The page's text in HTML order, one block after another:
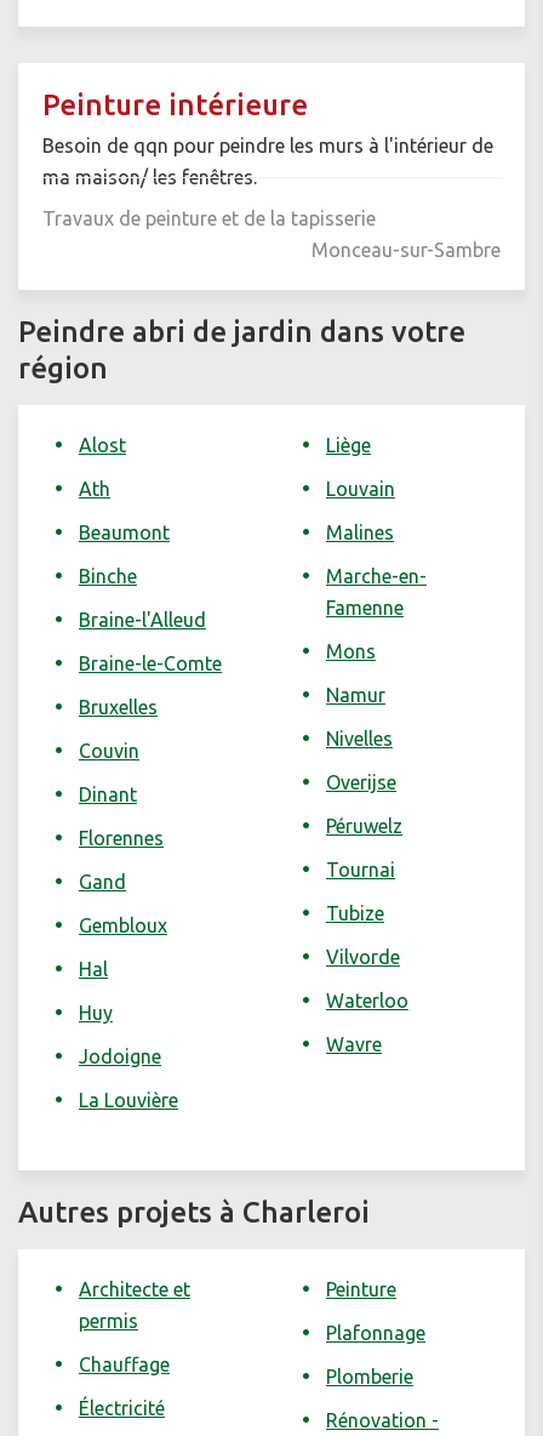
Peinture intérieure
Besoin de qqn pour peindre les murs à l'intérieur de
ma maison/ les fenêtres.
Travaux de peinture et de la tapisserie
Monceau-sur-Sambre
Peindre abri de jardin dans votre
région
Alost
Ath
Beaumont
Binche
Braine-l'Alleud
Braine-le-Comte
Bruxelles
Couvin
Dinant
Florennes
Gand
Gembloux
Hal
Huy
Jodoigne
La Louvière
Liège
Louvain
Malines
Marche-en-
Famenne
Mons
Namur
Nivelles
Overijse
Péruwelz
Tournai
Tubize
Vilvorde
Waterloo
Wavre
Autres projets à Charleroi
Architecte et
permis
Chauffage
Électricité
Peinture
Plafonnage
Plomberie
Rénovation -